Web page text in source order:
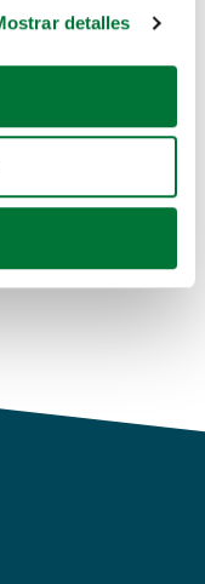
geográfica
activamente
(huellas
se procesan sus
sitio web con
y análisis
detalles